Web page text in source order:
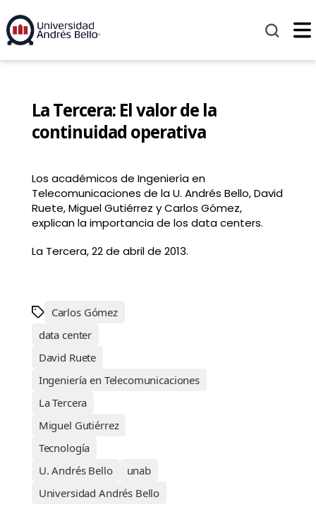
La Tercera: El valor de la
continuidad operativa
Los académicos de Ingeniería en
Telecomunicaciones de la U. Andrés Bello, David
Ruete, Miguel Gutiérrez y Carlos Gómez,
explican la importancia de los data centers.
La Tercera, 22 de abril de 2013.
Carlos Gómez
data center
David Ruete
Ingeniería en Telecomunicaciones
La Tercera
Miguel Gutiérrez
Tecnología
U. Andrés Bello
unab
Universidad Andrés Bello